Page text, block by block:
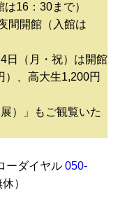
16：30まで）
館（入館は
（月・祝）は開館
、高大生1,200円
）」もご観覧いた
ーダイヤル 050-
）